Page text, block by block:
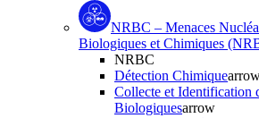
NRBC – Menaces
Biologiques et Chimiques
NRBC
Détection Chimique
Collecte et Identification
Biologiquesarrow